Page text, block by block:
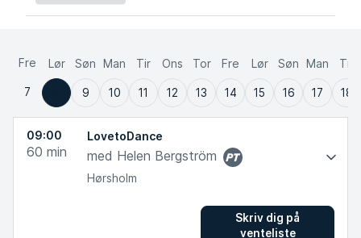
Fre
7
Lør Søn
9
Man
10
Tir
11
Ons
12
Tor
13
Fre
14
Lør
15
Søn
16
Man
17
Tir
18
09:00
60 min
LovetoDance
med Helen Bergström
Hørsholm
Skriv dig på
venteliste